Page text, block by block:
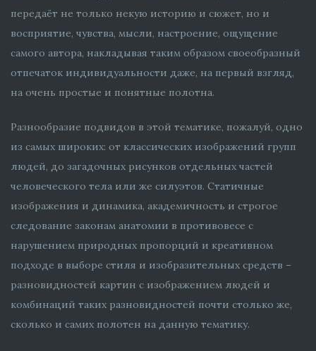
передаёт не только некую историю и сюжет, но и
восприятие, чувства, мысли, настроение, ощущение
самого автора, накладывая таким образом своеобразный
отпечаток индивидуальности даже, на первый взгляд,
на очень простые и понятные полотна.
Разнообразие подвидов в этой тематике, пожалуй, одно
из самых широких: от классических изображений групп
людей, до загадочных рисунков отдельных частей
человеческого тела или же силуэтов. Статичные
изображения и динамика, академичность и строгое
следование законам анатомии в противовесе с
нарушением природных пропорций и креативном
подходе в выборе стиля и изобразительных средств –
разновидностей картин с изображением людей и
комбинаций таких разновидностей почти столько же,
сколько и самих полотен на данную тематику.